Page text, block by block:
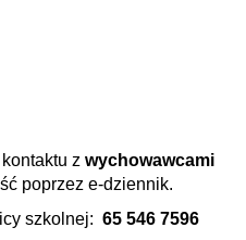
z wychowawcami
poprzez e-dziennik.
szkolnej: 65 546 7596